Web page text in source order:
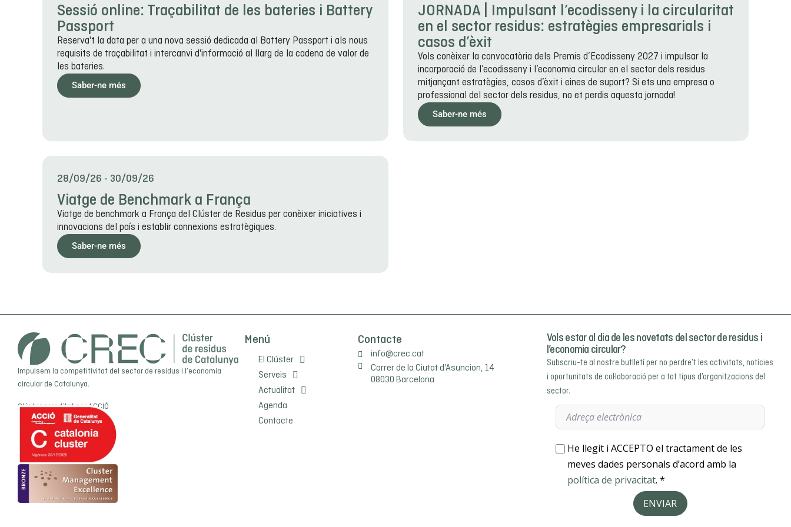
Sessió online: Traçabilitat de les bateries i Battery
Passport
Reserva't la data per a una nova sessió dedicada al Battery Passport i als nous
requisits de traçabilitat i intercanvi d'informació al llarg de la cadena de valor de
les bateries.
Saber-ne més
JORNADA | Impulsant l’ecodisseny i la circularitat
en el sector residus: estratègies empresarials i
casos d’èxit
Vols conèixer la convocatòria dels Premis d’Ecodisseny 2027 i impulsar la
incorporació de l’ecodisseny i l’economia circular en el sector dels residus
mitjançant estratègies, casos d’èxit i eines de suport? Si ets una empresa o
professional del sector dels residus, no et perdis aquesta jornada!
Saber-ne més
28/09/26 - 30/09/26
Viatge de Benchmark a França
Viatge de benchmark a França del Clúster de Residus per conèixer iniciatives i
innovacions del país i establir connexions estratègiques.
Saber-ne més
Impulsem la competitivitat del sector de residus i l’economia
circular de Catalunya.
Clúster acreditat perACCIÓ
Menú
El Clúster
Serveis
Actualitat
Agenda
Contacte
Contacte
info@crec.cat
Carrer de la Ciutat d'Asuncion, 14
08030 Barcelona
Vols estar al dia de les novetats del sector de residus i
l’economia circular?
Subscriu-te al nostre butlletí per no perdre’t les activitats, notícies
i oportunitats de col·laboració per a tot tipus d’organitzacions del
sector.